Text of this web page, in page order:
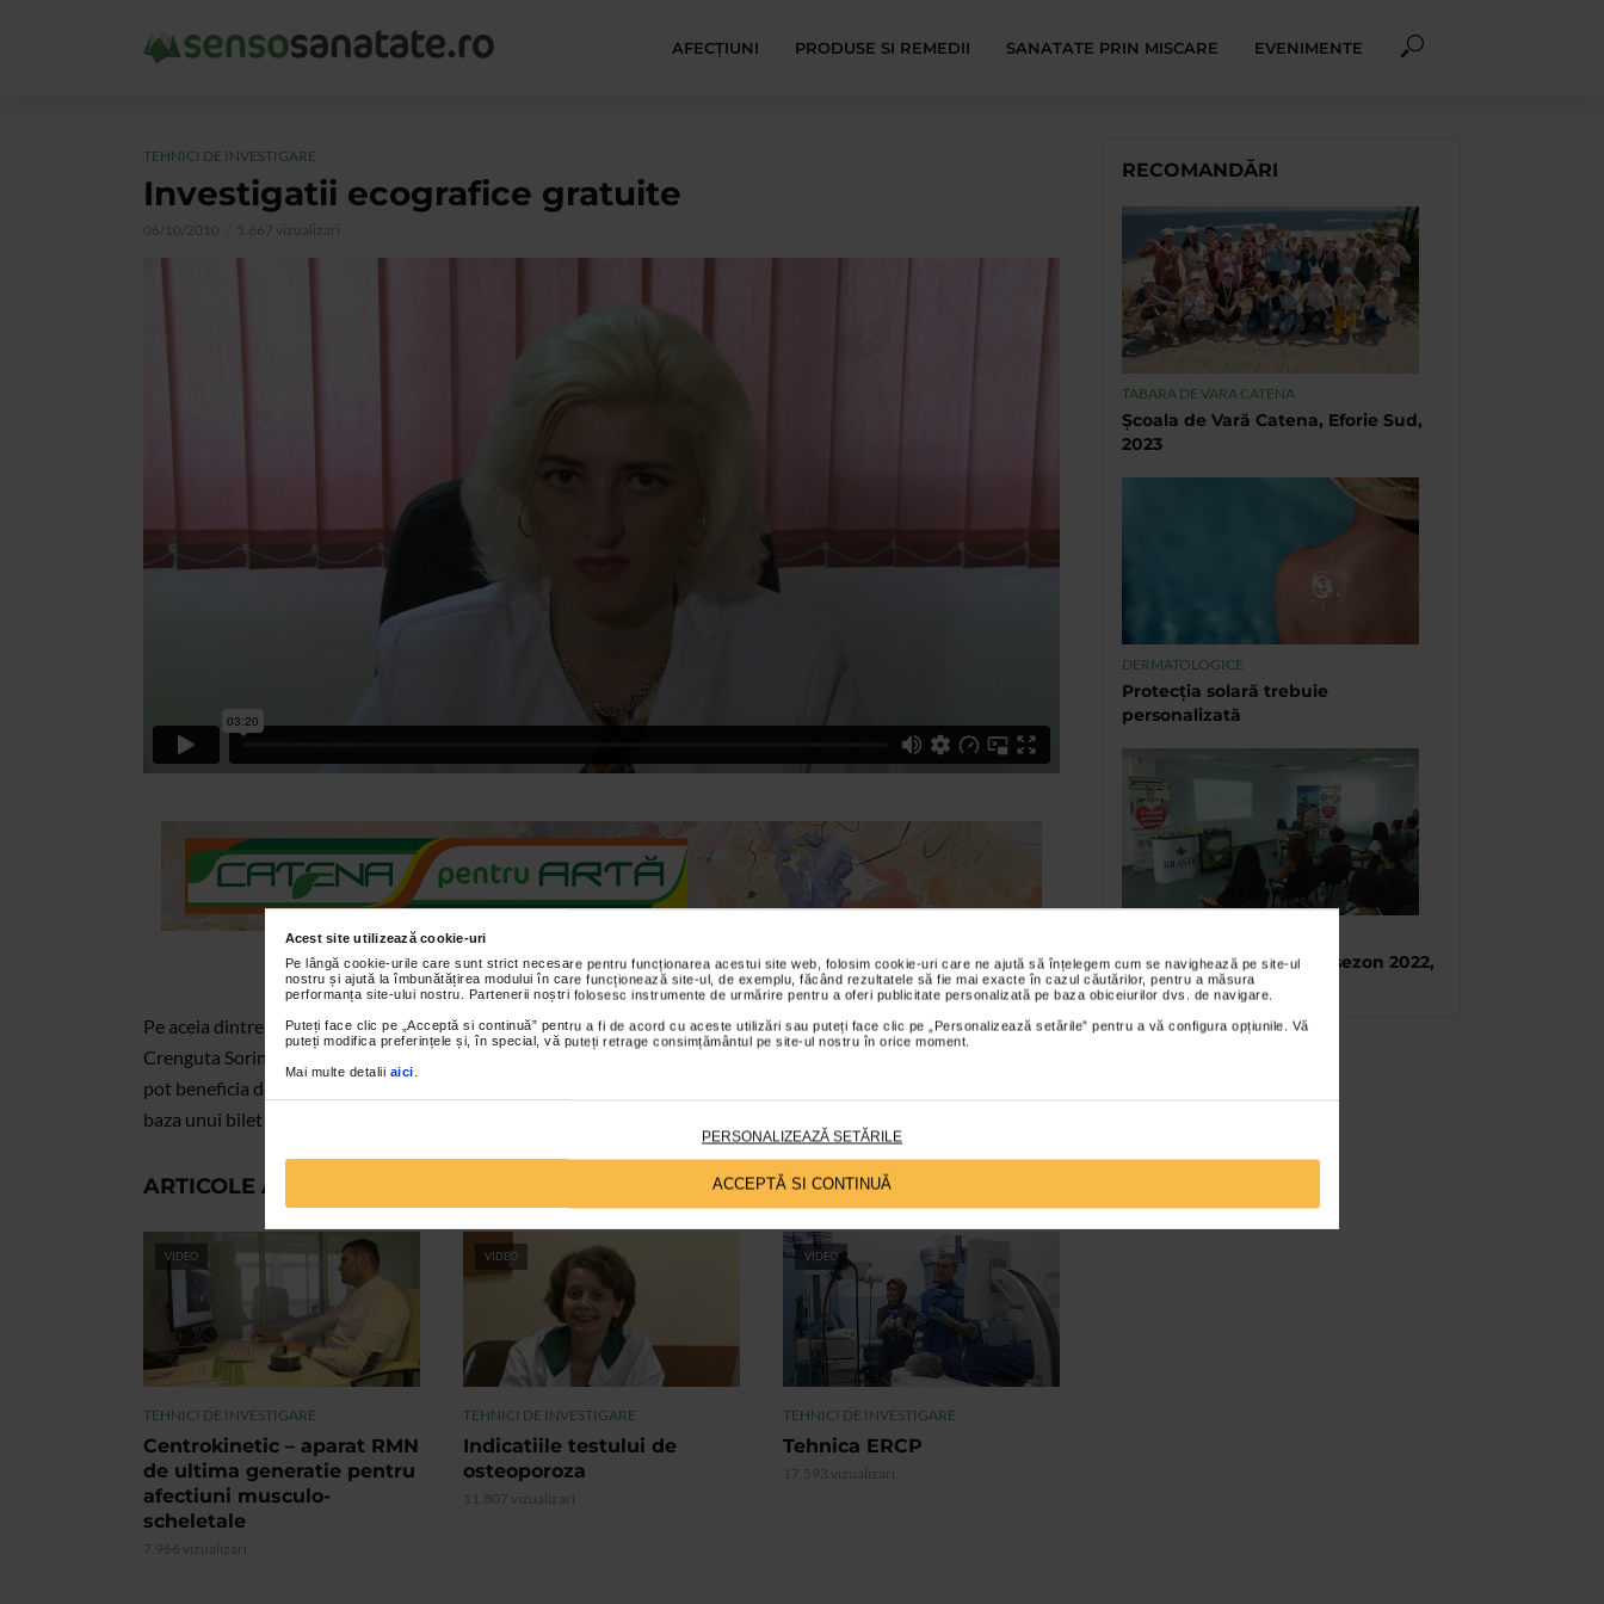
Acest site utilizează cookie-uri
Pe lângă cookie-urile care sunt strict necesare pentru funcționarea acestui site web, folosim cookie-uri care ne ajută să înțelegem cum se navighează pe site-ul
nostru și ajută la îmbunătățirea modului în care funcționează site-ul, de exemplu, făcând rezultatele să fie mai exacte în cazul căutărilor, pentru a măsura
performanța site-ului nostru. Partenerii noștri folosesc instrumente de urmărire pentru a oferi publicitate personalizată pe baza obiceiurilor dvs. de navigare.
Puteți face clic pe „Acceptă si continuă” pentru a fi de acord cu aceste utilizări sau puteți face clic pe „Personalizează setările” pentru a vă configura opțiunile. Vă
puteți modifica preferințele și, în special, vă puteți retrage consimțământul pe site-ul nostru în orice moment.
Mai multe detalii aici
PERSONALIZEAZĂ SETĂRILE
ACCEPTĂ SI CONTINUĂ
AFECŢIUNI PRODUSE SI REMEDII SANATATE PRIN MISCARE EVENIMENTE
TEHNICI DE INVESTIGARE
Investigatii ecografice gratuite
06/10/2010 5.667 vizualizari
Pe aceia dintre dvs. care nu dispun de resurse financiare dar doresc sa isi faca un set de investigatii medicale, dr.
Crenguta Sorina Serboiu - medic primar radiologie si imagistica medicala ii invita la cabinetul " Dariusmed " unde
pot beneficia de ecografii abdominale, genito-mamare tiroidiene precum si de alte consultatii gratuite, doar in
baza unui bilet de trimitere de la medicul de familie .
ARTICOLE ASEMANATOARE
VIDEO
TEHNICI DE INVESTIGARE
Centrokinetic – aparat RMN
de ultima generatie pentru
afectiuni musculo-
scheletale
7.966 vizualizari
VIDEO
TEHNICI DE INVESTIGARE
Indicatiile testului de
osteoporoza
11.807 vizualizari
VIDEO
TEHNICI DE INVESTIGARE
Tehnica ERCP
17.593 vizualizari
RECOMANDĂRI
TABARA DE VARA CATENA
Școala de Vară Catena, Eforie Sud,
2023
DERMATOLOGICE
Protecția solară trebuie
personalizată
Tabara de vara, final de sezon 2022,
Eforie Sud